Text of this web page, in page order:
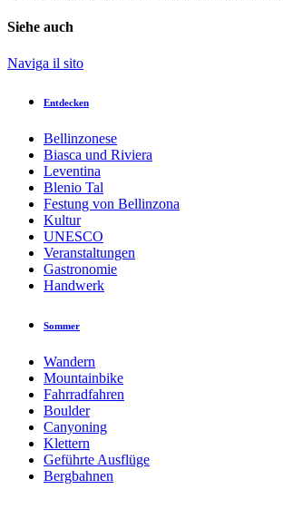
Siehe auch
Naviga il sito
Entdecken
Bellinzonese
Biasca und Riviera
Leventina
Blenio Tal
Festung von Bellinzona
Kultur
UNESCO
Veranstaltungen
Gastronomie
Handwerk
Sommer
Wandern
Mountainbike
Fahrradfahren
Boulder
Canyoning
Klettern
Geführte Ausflüge
Bergbahnen